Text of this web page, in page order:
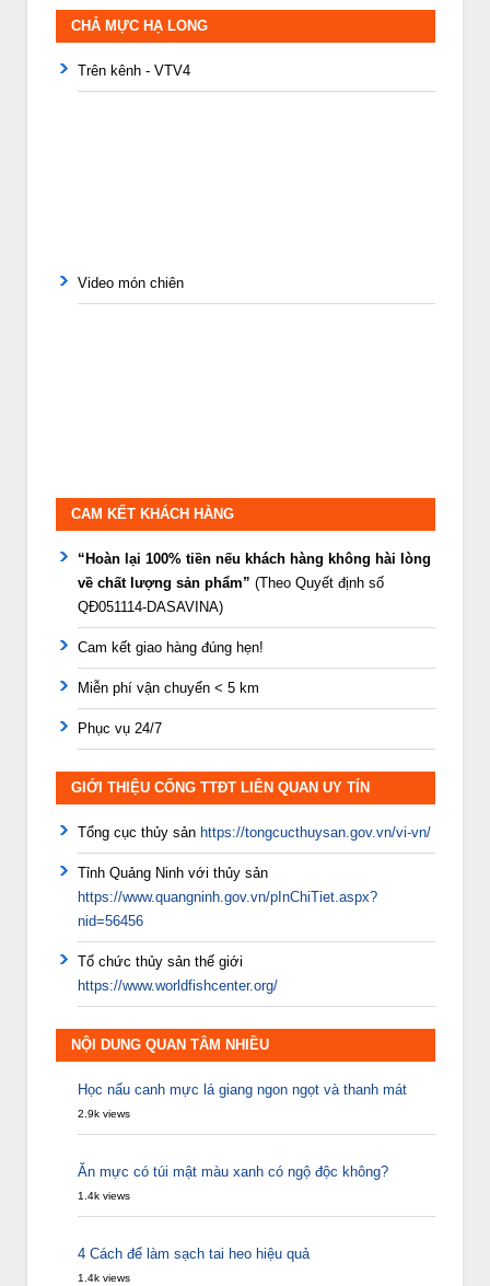
CHẢ MỰC HẠ LONG
Trên kênh - VTV4
Video món chiên
CAM KẾT KHÁCH HÀNG
“Hoàn lại 100% tiền nếu khách hàng không hài lòng
về chất lượng sản phẩm” (Theo Quyết định số
QĐ051114-DASAVINA)
Cam kết giao hàng đúng hẹn!
Miễn phí vận chuyển < 5 km
Phục vụ 24/7
GIỚI THIỆU CỔNG TTĐT LIÊN QUAN UY TÍN
Tổng cục thủy sản https://tongcucthuysan.gov.vn/vi-vn/
Tỉnh Quảng Ninh với thủy sản
https://www.quangninh.gov.vn/pInChiTiet.aspx?
nid=56456
Tổ chức thủy sản thế giới
https://www.worldfishcenter.org/
NỘI DUNG QUAN TÂM NHIỀU
Học nấu canh mực lá giang ngon ngọt và thanh mát
2.9k views
Ăn mực có túi mật màu xanh có ngộ độc không?
1.4k views
4 Cách để làm sạch tai heo hiệu quả
1.4k views